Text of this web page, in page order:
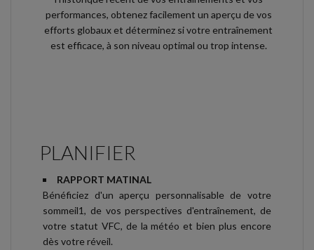
performances, obtenez facilement un aperçu de vos
efforts globaux et déterminez si votre entraînement
est efficace, à son niveau optimal ou trop intense.
PLANIFIER
RAPPORT MATINAL
Bénéficiez d'un aperçu personnalisable de votre
sommeil1, de vos perspectives d'entraînement, de
votre statut VFC, de la météo et bien plus encore
dès votre réveil.